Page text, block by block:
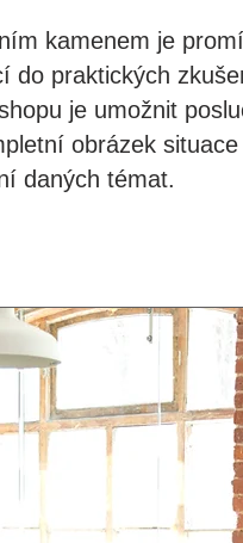
kamenem je
do praktických
je umožnit
obrázek
daných témat.